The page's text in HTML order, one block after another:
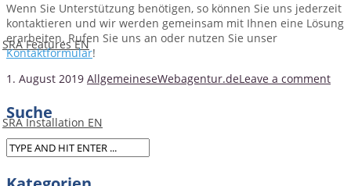
SRA Features EN
SRA Installation EN
Wenn Sie Unterstützung benötigen, so können Sie uns jederzeit
kontaktieren und wir werden gemeinsam mit Ihnen eine Lösung
erarbeiten. Rufen Sie uns an oder nutzen Sie unser
Kontaktformular!
1. August 2019 AllgemeineseWebagentur.deLeave a comment
Suche